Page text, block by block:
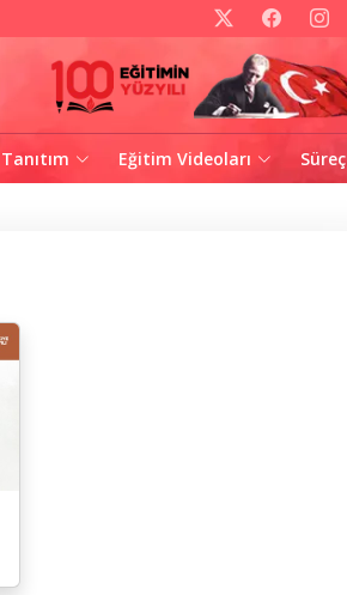
Tanıtım Eğitim Videoları Süreç